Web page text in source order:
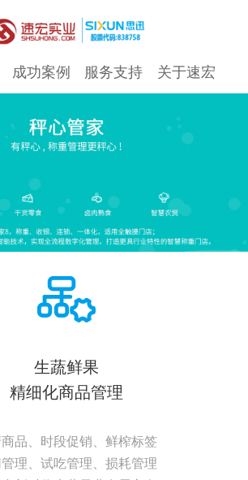
成功案例 服务支持 关于速宏
生蔬鲜果
精细化商品管理
商品、时段促销、鲜榨标签
理、试吃管理、损耗管理